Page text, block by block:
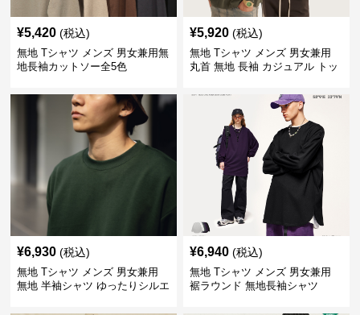
¥5,420 (税込)
無地 Tシャツ メンズ 男女兼用無
地長袖カットソー全5色
¥5,920 (税込)
無地 Tシャツ メンズ 男女兼用
丸首 無地 長袖 カジュアル トッ
¥6,930 (税込)
無地 Tシャツ メンズ 男女兼用
無地 半袖シャツ ゆったりシルエ
¥6,940 (税込)
無地 Tシャツ メンズ 男女兼用
裾ラウンド 無地長袖シャツ